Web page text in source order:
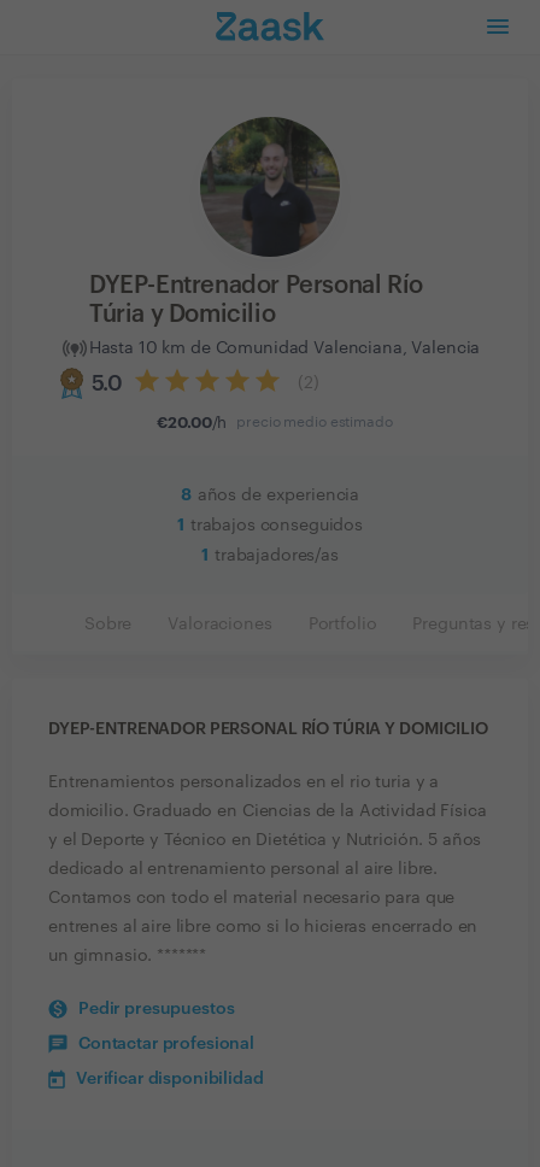
DYEP-Entrenador Personal Río
Túria y Domicilio
Hasta 10 km de Comunidad Valenciana, Valencia
5.0 2
€20.00/h precio medio estimado
8 años de experiencia
1 trabajos conseguidos
1 trabajadores/as
Sobre Valoraciones Portfolio Preguntas y
DYEP-ENTRENADOR PERSONAL RÍO TÚRIA Y DOMICILIO
Entrenamientos personalizados en el rio turia y a
domicilio. Graduado en Ciencias de la Actividad Física
y el Deporte y Técnico en Dietética y Nutrición. 5 años
dedicado al entrenamiento personal al aire libre.
Contamos con todo el material necesario para que
entrenes al aire libre como si lo hicieras encerrado en
un gimnasio. *******
Pedir presupuestos
Contactar profesional
Verificar disponibilidad